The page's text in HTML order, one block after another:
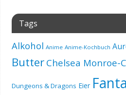
Tags
Alkohol Anime Anime-Kochbuch
Butter Chelsea Monroe-
Dungeons & Dragons Eier